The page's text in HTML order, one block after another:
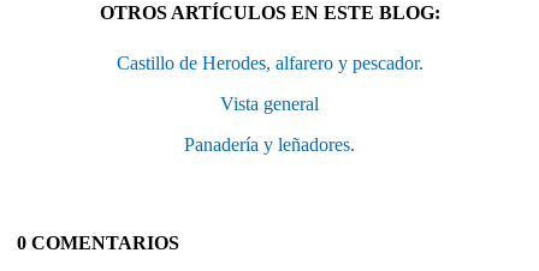
OTROS ARTÍCULOS EN ESTE BLOG:
Castillo de Herodes, alfarero y pescador.
Vista general
Panadería y leñadores.
0 COMENTARIOS